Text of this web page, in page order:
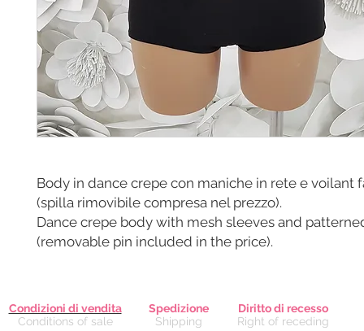
Body in dance crepe con maniche in rete e voilant
(spilla rimovibile compresa nel prezzo).
Dance crepe body with mesh sleeves and
(removable pin included in the price).
Condizioni di vendita
Conditions of sale
Spedizione
Shipping
Diritto di recesso
Right of receding